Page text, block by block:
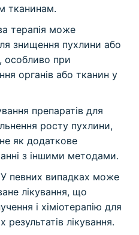
тканинам.
терапія може
знищення пухлини або
особливо при
органів або тканин у
препаратів для
росту пухлини,
як додаткове
з іншими методами.
У певних випадках може
лікування, що
і хіміотерапію для
лікування.